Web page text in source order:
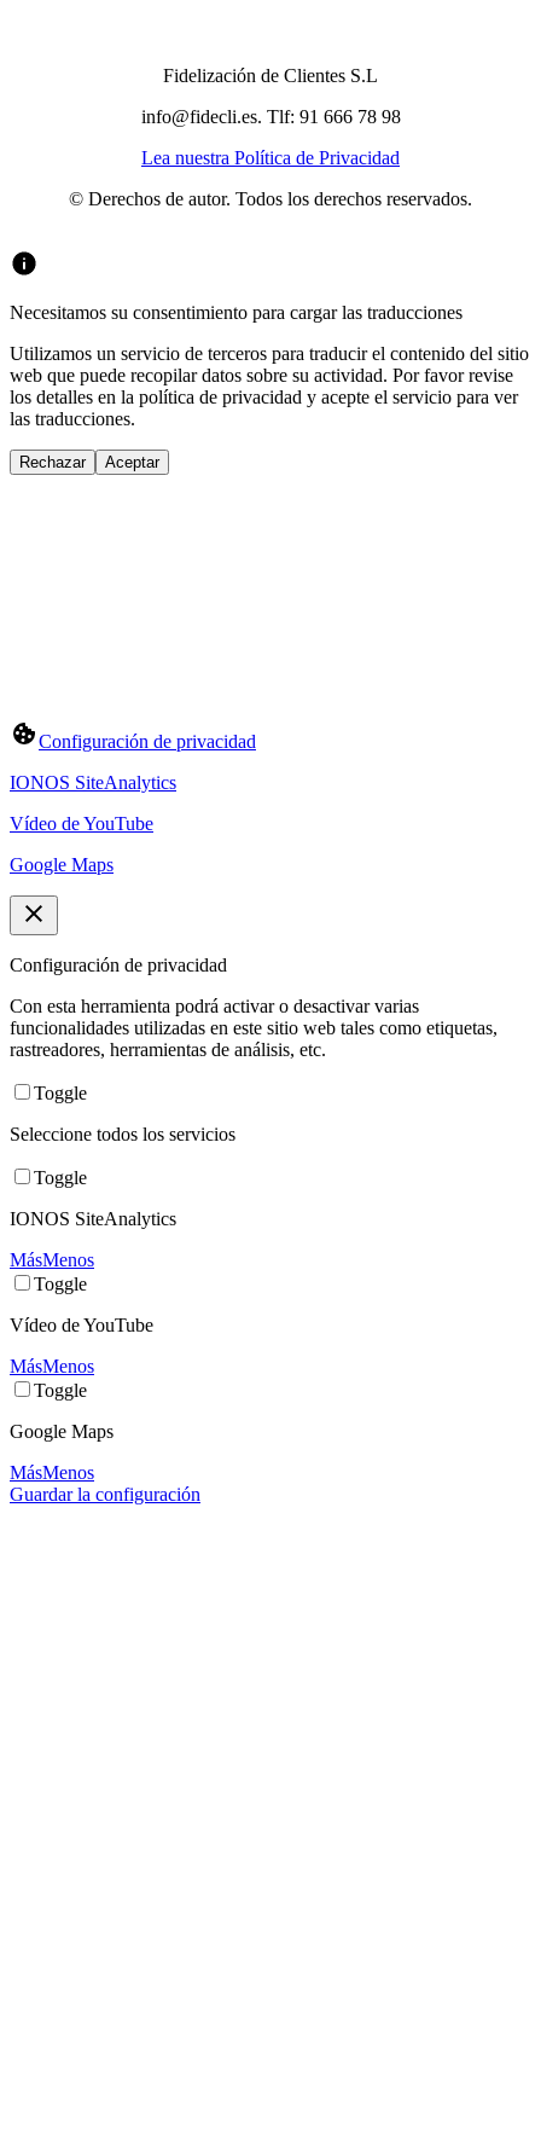
Fidelización de Clientes S.L
info@fidecli.es. Tlf: 91 666 78 98
Lea nuestra Política de Privacidad
© Derechos de autor. Todos los derechos reservados.
Necesitamos su consentimiento para cargar las traducciones
Utilizamos un servicio de terceros para traducir el contenido del sitio
web que puede recopilar datos sobre su actividad. Por favor revise
los detalles en la política de privacidad y acepte el servicio para ver
las traducciones.
Rechazar Aceptar
Configuración de privacidad
IONOS SiteAnalytics
Vídeo de YouTube
Google Maps
Configuración de privacidad
Con esta herramienta podrá activar o desactivar varias
funcionalidades utilizadas en este sitio web tales como etiquetas,
rastreadores, herramientas de análisis, etc.
Toggle
Seleccione todos los servicios
Toggle
IONOS SiteAnalytics
MásMenos
Toggle
Vídeo de YouTube
MásMenos
Toggle
Google Maps
MásMenos
Guardar la configuración